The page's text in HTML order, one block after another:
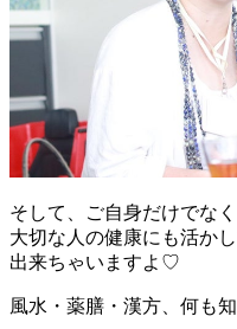
そして、ご自身だけでな
大切な人の健康にも活か
出来ちゃいますよ♡
風水・薬膳・漢方、何も